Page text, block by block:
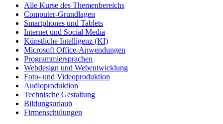
Alle Kurse des Themenbereichs
Computer-Grundlagen
Smartphones und Tablets
Internet und Social Media
Künstliche Intelligenz (KI)
Microsoft Office-Anwendungen
Programmiersprachen
Webdesign und Webentwicklung
Foto- und Videoproduktion
Audioproduktion
Technische Gestaltung
Bildungsurlaub
Firmenschulungen